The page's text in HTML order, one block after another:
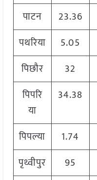
पाटन 23.36
पथरिया
5.05
पिछौर
32
पिपरि
या
34.38
पिपल्या 1.74
पृथ्वीपुर
95